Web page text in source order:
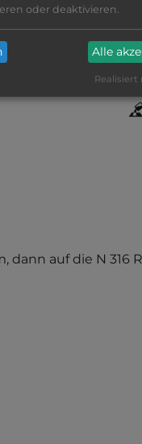
dann auf die N
oder deaktivieren.
Alle
Realisiert